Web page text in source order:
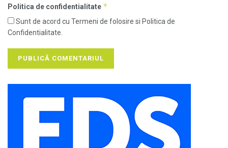
Politica de confidentialitate *
Sunt de acord cu Termeni de folosire si Politica de
Confidentialitate.